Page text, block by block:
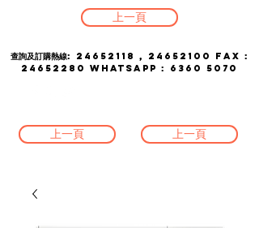
上一頁
查詢及訂購熱線: 24652118 , 24652100
FAX :
24652280 whatsapp : 6360 5070
上一頁 上一頁